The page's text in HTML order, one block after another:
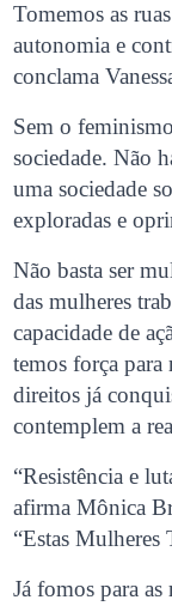
Tomemos as
autonomia e
conclama
Sem o
sociedade. Não
uma sociedade
exploradas e
Não basta ser
das mulheres
capacidade de
temos força para
direitos já
contemplem a
“Resistência e
afirma Mônica
“Estas Mulheres
Já fomos para